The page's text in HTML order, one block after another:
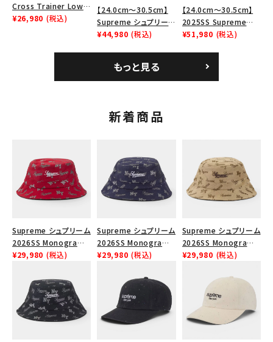
価格から探す
在庫のない商品を表示する
Cross Trainer Low
ナイキクロストレイナー
¥26,980 (税込)
【24.0cm～30.5cm】
Supreme シュプリーム
2023AW Nike
ー ホワイト 白
¥44,980 (税込)
【24.0cm～30.5cm】
2025SS Supreme
GOODENOUGH Nike
フ ナイキエアフォース１
スニーカー シューズ ホ
¥51,980 (税込)
もっと見る
新着商品
Supreme シュプリーム
2026SS Monogram
Crusher Hat モノグラ
レッド
¥29,980 (税込)
Supreme シュプリーム
2026SS Monogram
Crusher Hat モノグラ
ネイビー
¥29,980 (税込)
Supreme シュプリーム
2026SS Monogram
Crusher Hat モノグラ
¥29,980 (税込)